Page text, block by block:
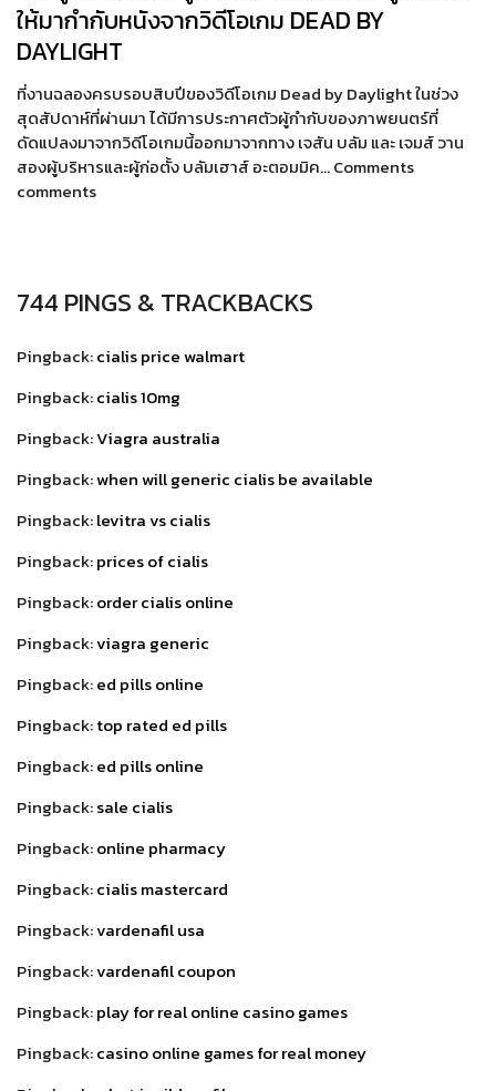
ให้มากำกับหนังจากวิดีโอเกม DEAD BY
DAYLIGHT
ที่งานฉลองครบรอบสิบปีของวิดีโอเกม Dead by Daylight ในช่วง
สุดสัปดาห์ที่ผ่านมา ได้มีการประกาศตัวผู้กำกับของภาพยนตร์ที่
ดัดแปลงมาจากวิดีโอเกมนี้ออกมาจากทาง เจสัน บลัม และ เจมส์ วาน
สองผู้บริหารและผู้ก่อตั้ง บลัมเฮาส์ อะตอมมิค… Comments
comments
744 PINGS & TRACKBACKS
Pingback:cialis price walmart
Pingback:cialis 10mg
Pingback:Viagra australia
Pingback:when will generic cialis be available
Pingback:levitra vs cialis
Pingback:prices of cialis
Pingback:order cialis online
Pingback:viagra generic
Pingback:ed pills online
Pingback:top rated ed pills
Pingback:ed pills online
Pingback:sale cialis
Pingback:online pharmacy
Pingback:cialis mastercard
Pingback:vardenafil usa
Pingback:vardenafil coupon
Pingback:play for real online casino games
Pingback:casino online games for real money